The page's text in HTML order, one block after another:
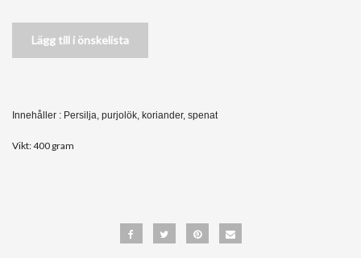
Lägg till i önskelista
Innehåller : Persilja, purjolök, koriander, spenat
Vikt: 400 gram